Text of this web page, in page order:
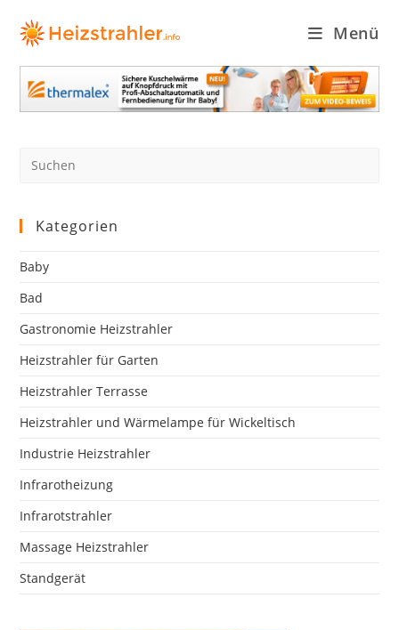
Inhalt
springen
Menü
Kategorien
Baby
Bad
Gastronomie Heizstrahler
Heizstrahler für Garten
Heizstrahler Terrasse
Heizstrahler und Wärmelampe für Wickeltisch
Industrie Heizstrahler
Infrarotheizung
Infrarotstrahler
Massage Heizstrahler
Standgerät